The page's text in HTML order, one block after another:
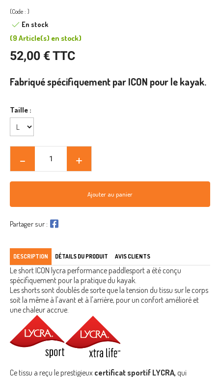
DESCRIPTION DÉTAILS DU PRODUIT AVIS CLIENTS
Le short ICON lycra performance paddlesport a été conçu
spécifiquement pour la pratique du kayak.
Les shorts sont doublés de sorte que la tension du tissu sur le corps
soit la même à l'avant et à l'arrière, pour un confort amélioré et
une chaleur accrue.
Ce tissu a reçu le prestigieux certificat sportif LYCRA, qui
(Code : )
En stock
(9 Article(s) en stock)
52,00 € TTC
Fabriqué spécifiquement par ICON pour le kayak.
Taille :
Ajouter au panier
Partager sur :